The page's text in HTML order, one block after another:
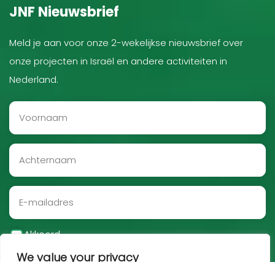
We value your privacy
JNF Nieuwsbrief
Meld je aan voor onze 2-wekelijkse nieuwsbrief over
onze projecten in Israël en andere activiteiten in
Nederland.
Akkoord